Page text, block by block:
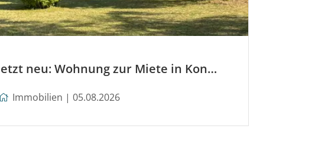
Jetzt neu: Wohnung zur Miete in Konstanz
Immobilien | 05.08.2026